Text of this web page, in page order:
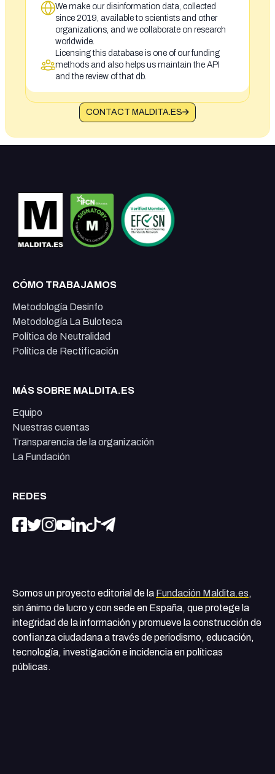
We make our disinformation data, collected
since 2019, available to scientists and other
organizations, and we collaborate on research
worldwide.
Licensing this database is one of our funding
methods and also helps us maintain the API
and the review of that db.
CONTACT MALDITA.ES
CÓMO TRABAJAMOS
Metodología Desinfo
Metodología La Buloteca
Política de Neutralidad
Política de Rectificación
MÁS SOBRE MALDITA.ES
Equipo
Nuestras cuentas
Transparencia de la organización
La Fundación
REDES
Somos un proyecto editorial de la Fundación Maldita.es,
sin ánimo de lucro y con sede en España, que protege la
integridad de la información y promueve la construcción de
confianza ciudadana a través de periodismo, educación,
tecnología, investigación e incidencia en políticas
públicas.